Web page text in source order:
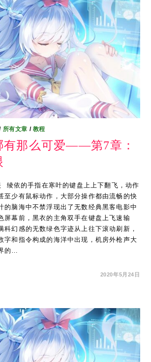
所有文章 / 教程
有那么可爱——第7章：
绫依的手指在寒叶的键盘上上下翻飞，动作
至少有鼠标动作，大部分操作都由流畅的快
的脑海中不禁浮现出了无数经典黑客电影中
屏幕前，黑衣的主角双手在键盘上飞速输
科幻感的无数绿色字迹从上往下滚动刷新，
字和指令构成的海洋中出现，机房外枪声大
的…
2020年5月24日